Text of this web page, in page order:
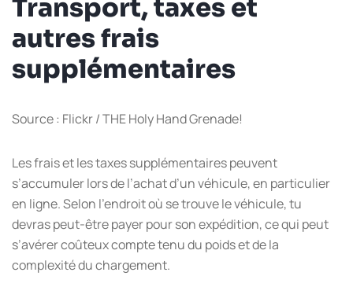
Transport, taxes et
autres frais
supplémentaires
Source : Flickr / THE Holy Hand Grenade!
Les frais et les taxes supplémentaires peuvent
s’accumuler lors de l’achat d’un véhicule, en particulier
en ligne. Selon l’endroit où se trouve le véhicule, tu
devras peut-être payer pour son expédition, ce qui peut
s’avérer coûteux compte tenu du poids et de la
complexité du chargement.